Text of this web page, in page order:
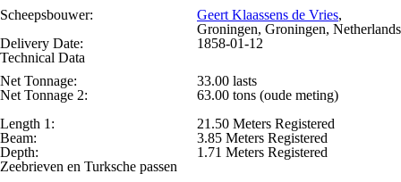
Scheepsbouwer:
Geert Klaassens de Vries,
Groningen, Groningen, Netherlands
Delivery Date:
1858-01-12
Technical Data
Net Tonnage:
33.00 lasts
Net Tonnage 2:
63.00 tons (oude meting)
Length 1:
21.50 Meters Registered
Beam:
3.85 Meters Registered
Depth:
1.71 Meters Registered
Zeebrieven en Turksche passen